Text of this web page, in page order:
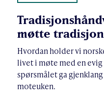
møtte tradisjon
Hvordan holder vi
livet i møte med en
spørsmålet ga
moteuken.